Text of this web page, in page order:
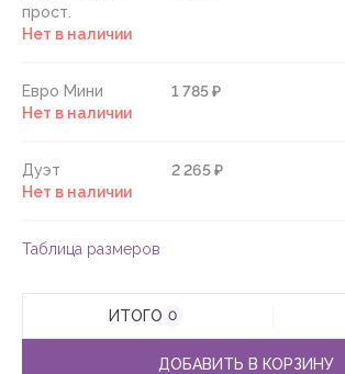
прост.
Нет в наличии
Евро Мини
1 785 ₽
Нет в наличии
Дуэт
2 265 ₽
Нет в наличии
Таблица размеров
ИТОГО 0
ДОБАВИТЬ В КОРЗИНУ